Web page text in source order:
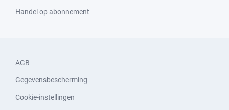
Handel op abonnement
AGB
Gegevensbescherming
Cookie-instellingen